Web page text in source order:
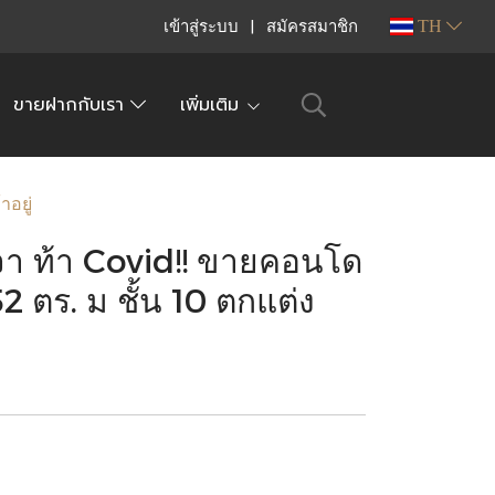
เข้าสู่ระบบ สมัครสมาชิก TH
ขายฝากกับเรา เพิ่มเติม
อยู่
ท้า Covid!! ขายคอนโด
ตร. ม ชั้น 10 ตกแต่ง